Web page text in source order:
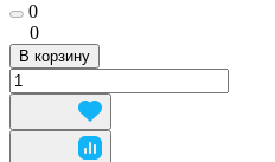
0
0
В корзину